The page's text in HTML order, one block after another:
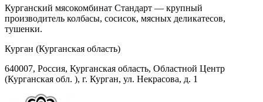
Курганский мясокомбинат Стандарт — крупный
производитель колбасы, сосисок, мясных деликатесов,
тушенки.
Курган (Курганская область)
640007, Россия, Курганская область, Областной Центр
(Курганская обл. ), г. Курган, ул. Некрасова, д. 1